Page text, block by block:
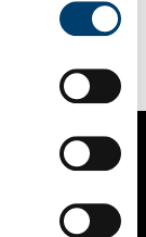
want dit
geschiedenis:
het Noord-
en een